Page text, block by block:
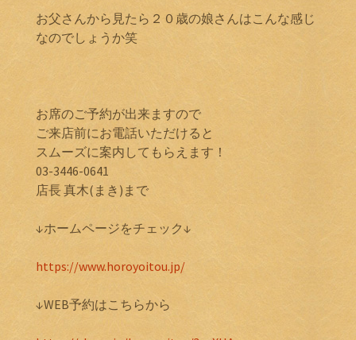
お父さんから見たら２０歳の娘さんはこんな感じ
なのでしょうか笑
お席のご予約が出来ますので
ご来店前にお電話いただけると
スムーズに案内してもらえます！
03-3446-0641
店長 真木(まき)まで
↓ホームページをチェック↓
https://www.horoyoitou.jp/
↓WEB予約はこちらから